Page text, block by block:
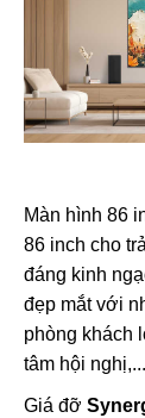
Màn hình 86
86 inch cho
đáng kinh
đẹp mắt với
phòng khách
tâm hội nghị,...
Giá đỡ